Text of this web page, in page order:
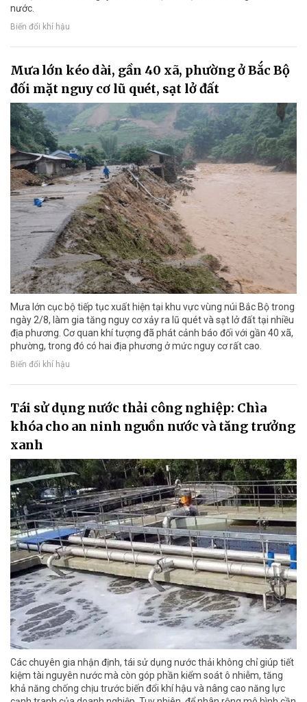
nước.
Biến đổi khí hậu
Mưa lớn kéo dài, gần 40 xã, phường ở Bắc Bộ
đối mặt nguy cơ lũ quét, sạt lở đất
Mưa lớn cục bộ tiếp tục xuất hiện tại khu vực vùng núi Bắc Bộ trong
ngày 2/8, làm gia tăng nguy cơ xảy ra lũ quét và sạt lở đất tại nhiều
địa phương. Cơ quan khí tượng đã phát cảnh báo đối với gần 40 xã,
phường, trong đó có hai địa phương ở mức nguy cơ rất cao.
Biến đổi khí hậu
Tái sử dụng nước thải công nghiệp: Chìa
khóa cho an ninh nguồn nước và tăng trưởng
xanh
Các chuyên gia nhận định, tái sử dụng nước thải không chỉ giúp tiết
kiệm tài nguyên nước mà còn góp phần kiểm soát ô nhiễm, tăng
khả năng chống chịu trước biến đổi khí hậu và nâng cao năng lực